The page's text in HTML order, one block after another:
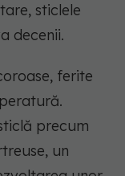
sticlele
decenii.
ferite
precum
un